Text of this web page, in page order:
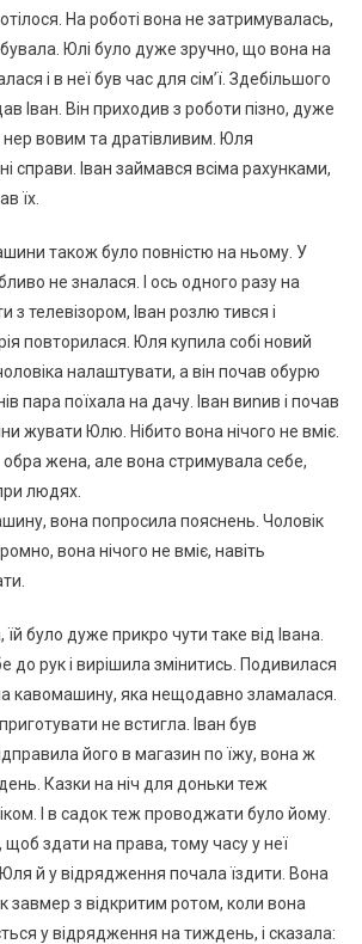
На роботі вона не затримувалась,
Юлі було дуже зручно, що вона на
і в неї був час для сім’ї. Здебільшого
Іван. Він приходив з роботи пізно, дуже
вовим та дратівливим. Юля
справи. Іван займався всіма рахунками,
їх.
також було повністю на ньому. У
не зналася. І ось одного разу на
з телевізором, Іван розлю тився і
повторилася. Юля купила собі новий
налаштувати, а він почав обурю
пара поїхала на дачу. Іван виnив і почав
жувати Юлю. Нібито вона нічого не вміє.
жена, але вона стримувала себе,
людях.
вона попросила пояснень. Чоловік
вона нічого не вміє, навіть
було дуже прикро чути таке від Івана.
до рук і вирішила змінитись. Подивилася
кавомашину, яка нещодавно зламалася.
не встигла. Іван був
його в магазин по їжу, вона ж
Казки на ніч для доньки теж
І в садок теж проводжати було йому.
здати на права, тому часу у неї
й у відрядження почала їздити. Вона
завмер з відкритим ротом, коли вона
у відрядження на тиждень, і сказала: